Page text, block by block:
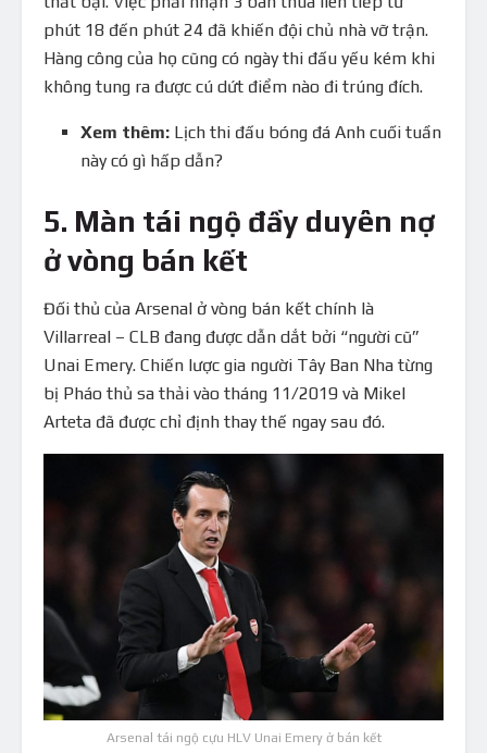
phút 18 đến phút 24 đã khiến đội chủ nhà vỡ trận.
Hàng công của họ cũng có ngày thi đấu yếu kém khi
không tung ra được cú dứt điểm nào đi trúng đích.
Xem thêm: Lịch thi đấu bóng đá Anh cuối tuần
này có gì hấp dẫn?
5. Màn tái ngộ đầy duyên nợ
ở vòng bán kết
Đối thủ của Arsenal ở vòng bán kết chính là
Villarreal – CLB đang được dẫn dắt bởi “người cũ”
Unai Emery. Chiến lược gia người Tây Ban Nha từng
bị Pháo thủ sa thải vào tháng 11/2019 và Mikel
Arteta đã được chỉ định thay thế ngay sau đó.
Arsenal tái ngộ cựu HLV Unai Emery ở bán kết